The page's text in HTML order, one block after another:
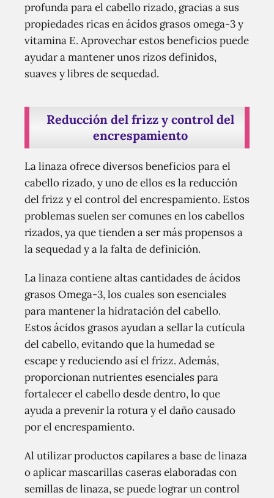
profunda para el cabello rizado, gracias a sus
propiedades ricas en ácidos grasos omega-3 y
vitamina E. Aprovechar estos beneficios puede
ayudar a mantener unos rizos definidos,
suaves y libres de sequedad.
Reducción del frizz y control del
encrespamiento
La linaza ofrece diversos beneficios para el
cabello rizado, y uno de ellos es la reducción
del frizz y el control del encrespamiento. Estos
problemas suelen ser comunes en los cabellos
rizados, ya que tienden a ser más propensos a
la sequedad y a la falta de definición.
La linaza contiene altas cantidades de ácidos
grasos Omega-3, los cuales son esenciales
para mantener la hidratación del cabello.
Estos ácidos grasos ayudan a sellar la cutícula
del cabello, evitando que la humedad se
escape y reduciendo así el frizz. Además,
proporcionan nutrientes esenciales para
fortalecer el cabello desde dentro, lo que
ayuda a prevenir la rotura y el daño causado
por el encrespamiento.
Al utilizar productos capilares a base de linaza
o aplicar mascarillas caseras elaboradas con
semillas de linaza, se puede lograr un control